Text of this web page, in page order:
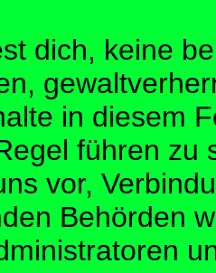
dich, keine
in diesem
führen zu
vor,
Behörden